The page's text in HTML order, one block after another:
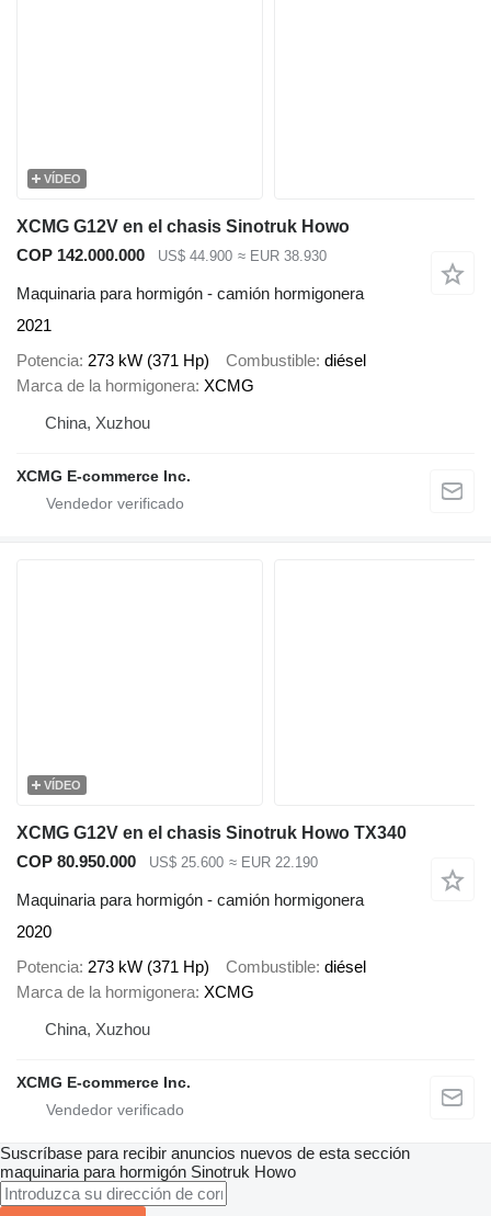
VÍDEO
XCMG G12V en el chasis Sinotruk Howo
COP 142.000.000
US$ 44.900 ≈ EUR 38.930
Maquinaria para hormigón - camión hormigonera
2021
Potencia 273 kW (371 Hp) Combustible diésel
Marca de la hormigonera XCMG
China, Xuzhou
XCMG E-commerce Inc.
VÍDEO
XCMG G12V en el chasis Sinotruk Howo TX340
COP 80.950.000
US$ 25.600 ≈ EUR 22.190
Maquinaria para hormigón - camión hormigonera
2020
Potencia 273 kW (371 Hp) Combustible diésel
Marca de la hormigonera XCMG
China, Xuzhou
XCMG E-commerce Inc.
Suscríbase para recibir anuncios nuevos de esta sección
maquinaria para hormigón Sinotruk Howo